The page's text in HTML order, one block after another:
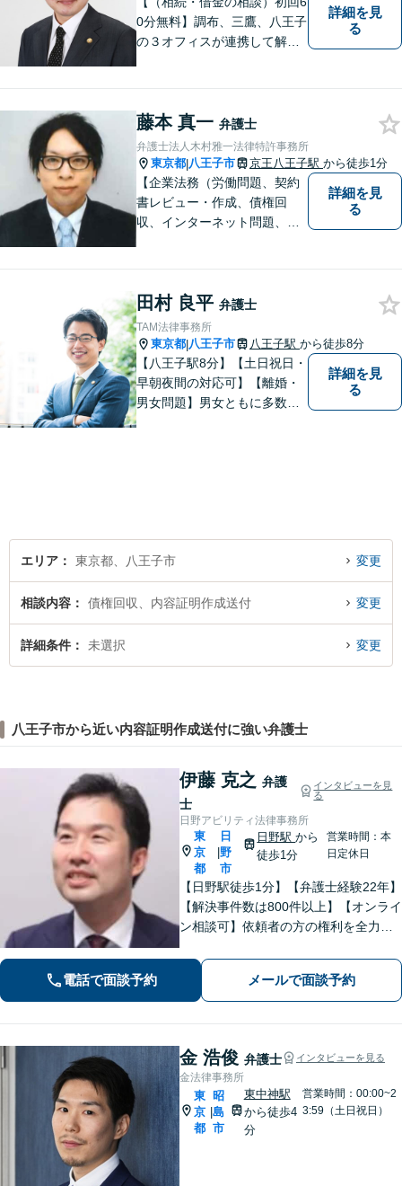
0分無料】調布、三鷹、八王子
の３オフィスが連携して解決
法務／債権回収
詳細を見
る
藤本 真一 弁護士
弁護士法人木村雅一法律特許事務所
東京都|八王子市 京王八王子駅 から徒歩1分
【企業法務（労働問題、契約
書レビュー・作成、債権回
収、インターネット問題、ク
駅徒歩１分・八王子駅徒歩５
分】
詳細を見
る
田村 良平 弁護士
TAM法律事務所
東京都|八王子市 八王子駅 から徒歩8分
【八王子駅8分】【土日祝日・
早朝夜間の対応可】【離婚・
男女問題】男女ともに多数実
詳細を見
る
エリア 東京都、八王子市 変更
相談内容 債権回収、内容証明作成送付 変更
詳細条件 未選択 変更
八王子市から近い内容証明作成送付に強い弁護士
伊藤 克之 弁護
士
インタビューを見
る
日野アビリティ法律事務所
東
京
都
日
野
市
日野駅から
徒歩1分
営業時間：本
日定休日
【日野駅徒歩1分】【弁護士経験22年】
【解決事件数は800件以上】【オンライ
ン相談可】依頼者の方の権利を全力で
ます。しっかりと状況をお聞きしま
す。社会的に弱い立場にある方の味方
です。お早めにご相談ください。
電話で面談予約 メールで面談予約
金 浩俊 弁護士 インタビューを見る
金法律事務所
東
京
都
|
昭
島
市
東中神駅
から徒歩4
分
営業時間：00:00~2
3:59（土日祝日）